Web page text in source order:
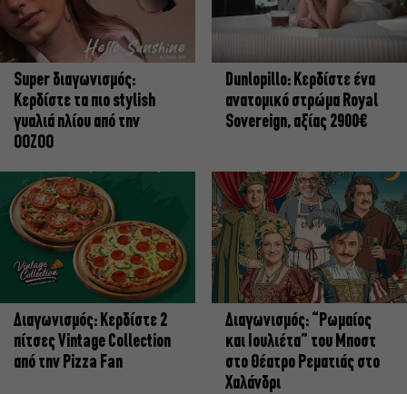
Super διαγωνισμός:
Κερδίστε τα πιο stylish
γυαλιά ηλίου από την
OOZOO
Dunlopillo: Κερδίστε ένα
ανατομικό στρώμα Royal
Sovereign, αξίας 2900€
Διαγωνισμός: Κερδίστε 2
πίτσες Vintage Collection
από την Pizza Fan
Διαγωνισμός: “Ρωμαίος
και Ιουλιέτα” του Μποστ
στο Θέατρο Ρεματιάς στο
Χαλάνδρι